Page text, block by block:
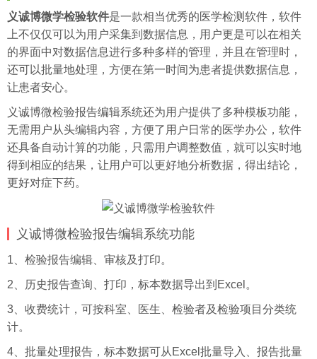
义诚博微学检验软件是一款相当优秀的医学检测软件，软件
上不仅仅可以为用户采集到数据信息，用户更是可以在相关
的界面中对数据信息进行多种多样的管理，并且在管理时，
还可以批量地处理，方便在第一时间为患者提供数据信息，
让患者安心。
义诚博微检验报告编辑系统还为用户提供了多种模板功能，
无需用户从头编辑内容，方便了用户日常的医学办公，软件
还具备自动计算的功能，只需用户调整数值，就可以实时地
得到相应的结果，让用户可以更好地分析数据，得出结论，
更好对症下药。
义诚博微检验报告编辑系统功能
1、检验报告编辑、审核及打印。
2、历史报告查询、打印，标本数据导出到Excel。
3、收费统计，可按科室、医生、检验者及检验项目分类统
计。
4、批量处理报告，标本数据可从Excel批量导入、报告批量